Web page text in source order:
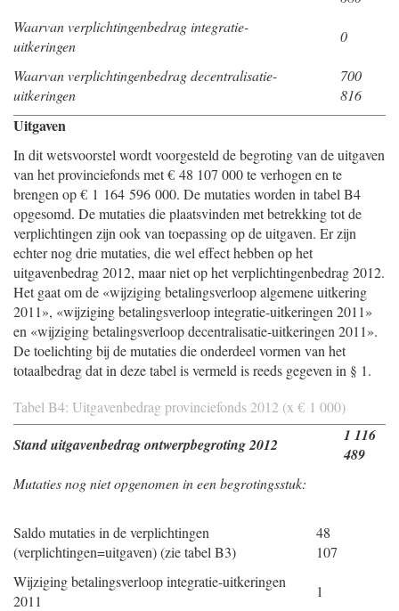
Waarvan verplichtingenbedrag integratie-
uitkeringen
0
Waarvan verplichtingenbedrag decentralisatie-
uitkeringen
700
816
Uitgaven
In dit wetsvoorstel wordt voorgesteld de begroting van de uitgaven
van het provinciefonds met € 48 107 000 te verhogen en te
brengen op € 1 164 596 000. De mutaties worden in tabel B4
opgesomd. De mutaties die plaatsvinden met betrekking tot de
verplichtingen zijn ook van toepassing op de uitgaven. Er zijn
echter nog drie mutaties, die wel effect hebben op het
uitgavenbedrag 2012, maar niet op het verplichtingenbedrag 2012.
Het gaat om de «wijziging betalingsverloop algemene uitkering
2011», «wijziging betalingsverloop integratie-uitkeringen 2011»
en «wijziging betalingsverloop decentralisatie-uitkeringen 2011».
De toelichting bij de mutaties die onderdeel vormen van het
totaalbedrag dat in deze tabel is vermeld is reeds gegeven in § 1.
Tabel B4: Uitgavenbedrag provinciefonds 2012 (x € 1 000)
Stand uitgavenbedrag ontwerpbegroting 2012
1 116
489
Mutaties nog niet opgenomen in een begrotingsstuk:
Saldo mutaties in de verplichtingen
(verplichtingen=uitgaven) (zie tabel B3)
48
107
Wijziging betalingsverloop integratie-uitkeringen
2011
1